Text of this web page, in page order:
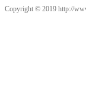
Copyright © 2019 http://